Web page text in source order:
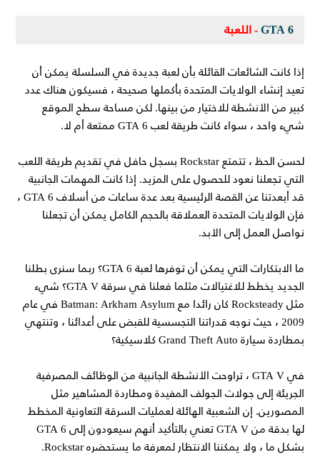
GTA 6- اللعبة
إذا كانت الشائعات القائلة بأن لعبة جديدة في السلسلة يمكن أن
تعيد إنشاء الولايات المتحدة بأكملها صحيحة ، فسيكون هناك عدد
كبير من الأنشطة للاختيار من بينها. لكن مساحة سطح الموقع
شيء واحد ، سواء كانت طريقة لعب GTA 6 ممتعة أم لا.
لحسن الحظ ، تتمتع Rockstar بسجل حافل في تقديم طريقة اللعب
التي تجعلنا نعود للحصول على المزيد. إذا كانت المهمات الجانبية
قد أبعدتنا عن القصة الرئيسية بعد عدة ساعات من أسلاف GTA 6 ،
فإن الولايات المتحدة العملاقة بالحجم الكامل يمكن أن تجعلنا
نواصل العمل إلى الأبد.
ما الابتكارات التي يمكن أن توفرها لعبة GTA 6؟ ربما سنرى بطلنا
الجديد يخطط للاغتيالات مثلما فعلنا في سرقة GTA V؟ شيء
مثل Rocksteady كان رائدا مع Batman: Arkham Asylum في عام
2009 ، حيث نوجه قدراتنا التجسسية للقبض على أعدائنا ، وتنتهي
بمطاردة سيارة Grand Theft Auto كلاسيكية؟
في GTA V ، تراوحت الأنشطة الجانبية من الوظائف المصرفية
الجريئة إلى جولات الجولف المفيدة ومطاردة المشاهير مثل
المصورين. إن الشعبية الهائلة لعمليات السرقة التعاونية المخطط
لها بدقة من GTA V تعني بالتأكيد أنهم سيعودون إلى GTA 6
بشكل ما ، ولا يمكننا الانتظار لمعرفة ما يستحضره Rockstar.